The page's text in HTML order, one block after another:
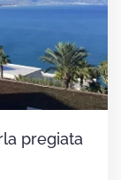
pregiata